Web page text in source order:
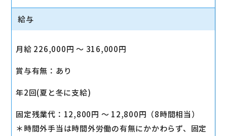
給与
月給 226,000円 〜 316,000円
賞与有無：あり
年2回(夏と冬に支給)
固定残業代：12,800円 〜 12,800円（8時間相当）
＊時間外手当は時間外労働の有無にかかわらず、固定